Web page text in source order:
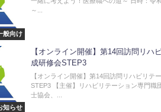
般向け
～...
知らせ
【オンライン開催】第14回訪問リハ
成研修会STEP3
【オンライン開催】第14回訪問リハビリテ
STEP3 【主催】リハビリテーション専門職
士協会、...